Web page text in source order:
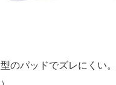
のパッドでズレにくい。